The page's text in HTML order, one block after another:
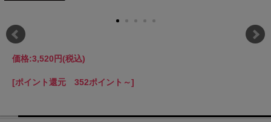
価格:3,520円(税込)
[ポイント還元 352ポイント～]